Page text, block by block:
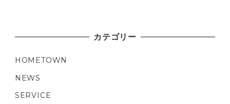
カテゴリー
HOMETOWN
NEWS
SERVICE